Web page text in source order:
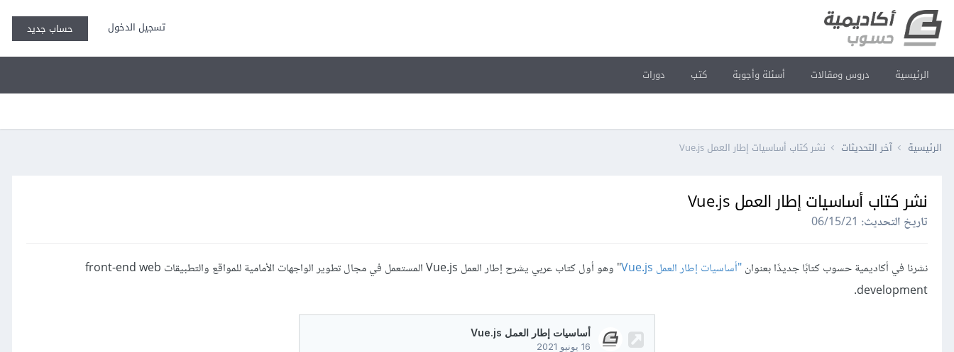
تسجيل الدخول حساب جديد
الرئيسية دروس ومقالات أسئلة وأجوبة كتب دورات
الرئيسية آخر التحديثات نشر كتاب أساسيات إطار العمل Vue.js
نشر كتاب أساسيات إطار العمل Vue.js
تاريخ التحديث:
نشرنا في أكاديمية حسوب كتابًا جديدًا بعنوان"أساسيات إطار العمل Vue.js
" وهو أول كتاب عربي يشرح إطار العمل Vue.js المستعمل في مجال تطوير الواجهات الأمامية للمواقع والتطبيقات front-end web
development.